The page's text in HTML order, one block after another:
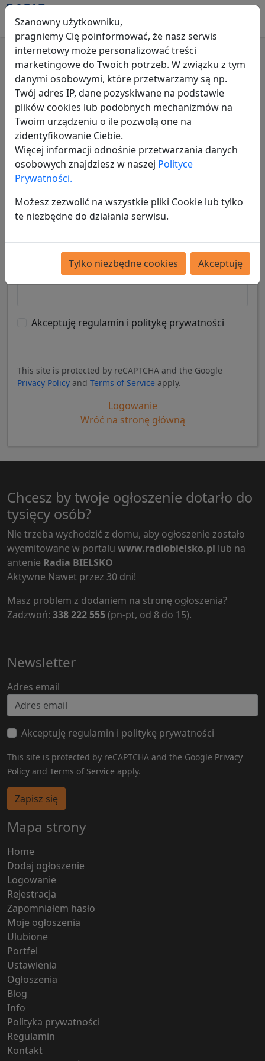
Zaloguj Rejestracja
Rejestracja
Login
Adres email
Hasło
Powtórz hasło
Akceptuję regulamin i politykę prywatności
This site is protected by reCAPTCHA and the Google
Privacy Policy and Terms of Service apply.
Logowanie
Wróć na stronę główną
Chcesz by twoje ogłoszenie dotarło do
tysięcy osób?
Nie trzeba wychodzić z domu, aby ogłoszenie zostało
wyemitowane w portalu www.radiobielsko.pl lub na
antenie Radia BIELSKO
Aktywne Nawet przez 30 dni!
Masz problem z dodaniem na stronę ogłoszenia?
Zadzwoń: 338 222 555(pn-pt, od 8 do 15).
Newsletter
Adres email
Akceptuję regulamin i politykę prywatności
This site is protected by reCAPTCHA and the Google Privacy
Policy and Terms of Service apply.
Zapisz się
Mapa strony
Home
Dodaj ogłoszenie
Logowanie
Rejestracja
Zapomniałem hasło
Moje ogłoszenia
Ulubione
Portfel
Ustawienia
Ogłoszenia
Blog
Info
Polityka prywatności
Regulamin
Kontakt
Szanowny użytkowniku,
pragniemy Cię poinformować, że nasz serwis
internetowy może personalizować treści
marketingowe do Twoich potrzeb. W związku z tym
danymi osobowymi, które przetwarzamy są np.
Twój adres IP, dane pozyskiwane na podstawie
plików cookies lub podobnych mechanizmów na
Twoim urządzeniu o ile pozwolą one na
zidentyfikowanie Ciebie.
Więcej informacji odnośnie przetwarzania danych
osobowych znajdziesz w naszej Polityce
Prywatności.
Możesz zezwolić na wszystkie pliki Cookie lub tylko
te niezbędne do działania serwisu.
Tylko niezbędne cookies Akceptuję